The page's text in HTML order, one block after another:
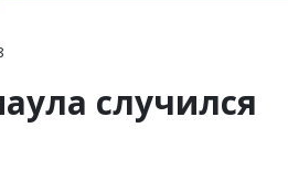
случился